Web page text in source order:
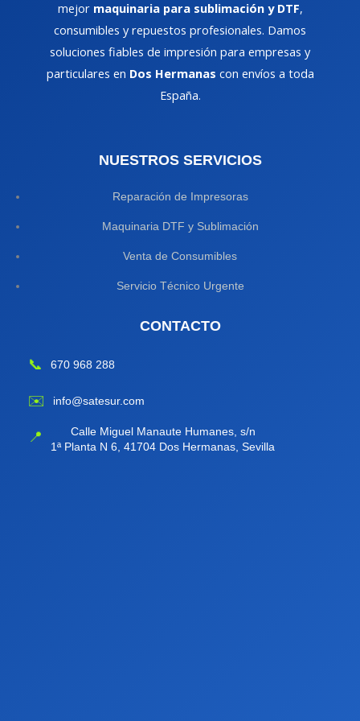
página
elegir
en
la
página
mejor maquinaria para sublimación y DTF,
consumibles y repuestos profesionales. Damos
soluciones fiables de impresión para empresas y
particulares en Dos Hermanas con envíos a toda
España.
NUESTROS SERVICIOS
Reparación de Impresoras
Maquinaria DTF y Sublimación
Venta de Consumibles
Servicio Técnico Urgente
CONTACTO
📞 670 968 288
✉️ info@satesur.com
📍
Calle Miguel Manaute Humanes, s/n
1ª Planta N 6, 41704 Dos Hermanas, Sevilla